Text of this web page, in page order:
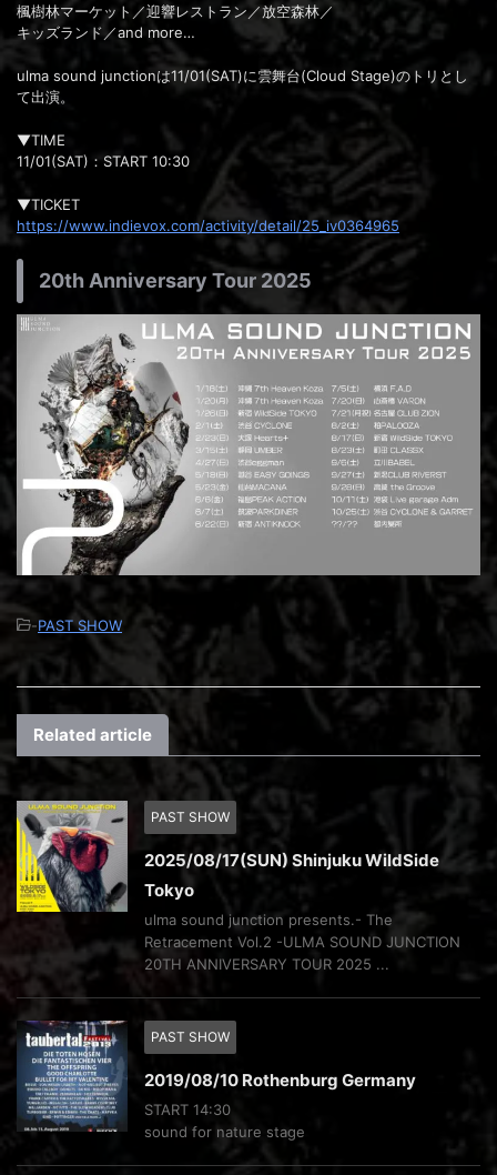
楓樹林マーケット／迎響レストラン／放空森林／
キッズランド／and more…
ulma sound junctionは11/01(SAT)に雲舞台(Cloud Stage)のトリとし
て出演。
▼TIME
11/01(SAT)：START 10:30
▼TICKET
https://www.indievox.com/activity/detail/25_iv0364965
20th Anniversary Tour 2025
-PAST SHOW
Related article
PAST SHOW
2025/08/17(SUN) Shinjuku WildSide
Tokyo
ulma sound junction presents.- The
Retracement Vol.2 -ULMA SOUND JUNCTION
20TH ANNIVERSARY TOUR 2025 ...
PAST SHOW
2019/08/10 Rothenburg Germany
START 14:30
sound for nature stage